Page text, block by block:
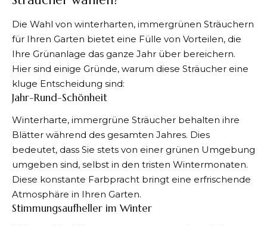
Die Wahl von winterharten, immergrünen Sträuchern
für Ihren Garten bietet eine Fülle von Vorteilen, die
Ihre Grünanlage das ganze Jahr über bereichern.
Hier sind einige Gründe, warum diese Sträucher eine
kluge Entscheidung sind:
Jahr-Rund-Schönheit
Winterharte, immergrüne Sträucher behalten ihre
Blätter während des gesamten Jahres. Dies
bedeutet, dass Sie stets von einer grünen Umgebung
umgeben sind, selbst in den tristen Wintermonaten.
Diese konstante Farbpracht bringt eine erfrischende
Atmosphäre in Ihren Garten.
Stimmungsaufheller im Winter